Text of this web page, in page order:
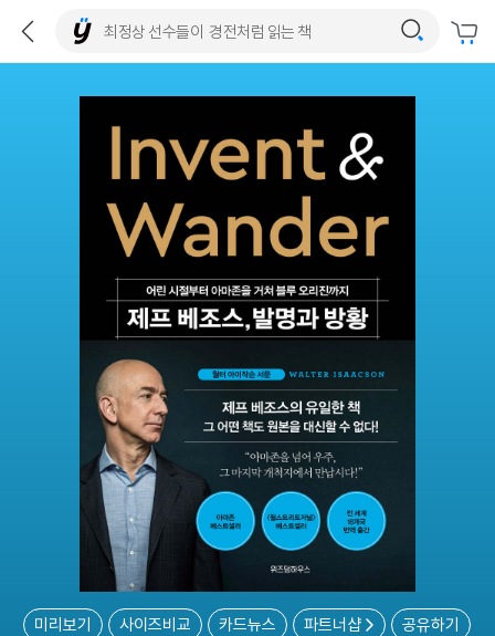
미리보기 사이즈비교 카드뉴스 파트너샵 공유하기